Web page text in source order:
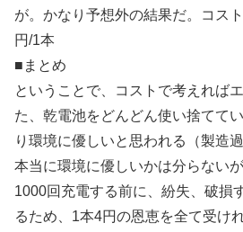
が。かなり予想外の結果だ。コス
円/1本
■ まとめ
ということで、コストで考えれば
た、乾電池をどんどん使い捨てて
り環境に優しいと思われる（製造
本当に環境に優しいかは分らない
1000回充電する前に、紛失、破損
るため、1本4円の恩恵を全て受け